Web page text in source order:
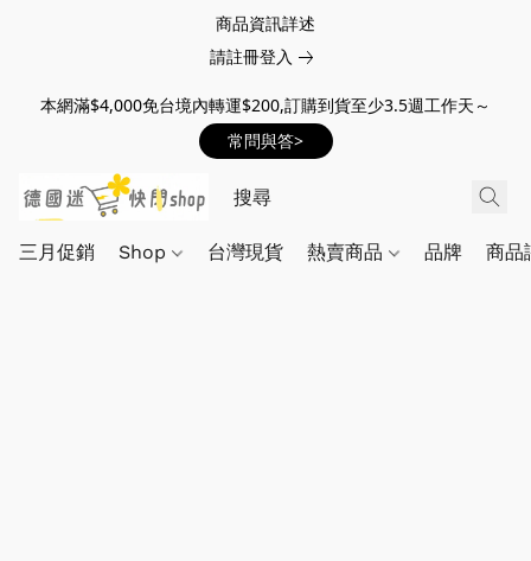
商品資訊詳述
請註冊登入
本網滿$4,000免台境內轉運$200,訂購到貨至少3.5週工作天～
常問與答>
三月促銷 Shop 台灣現貨 熱賣商品 品牌 商品